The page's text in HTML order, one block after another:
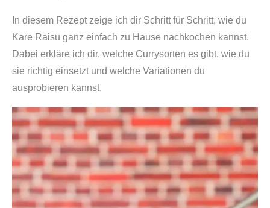
In diesem Rezept zeige ich dir Schritt für Schritt, wie du
Kare Raisu ganz einfach zu Hause nachkochen kannst.
Dabei erkläre ich dir, welche Currysorten es gibt, wie du
sie richtig einsetzt und welche Variationen du
ausprobieren kannst.